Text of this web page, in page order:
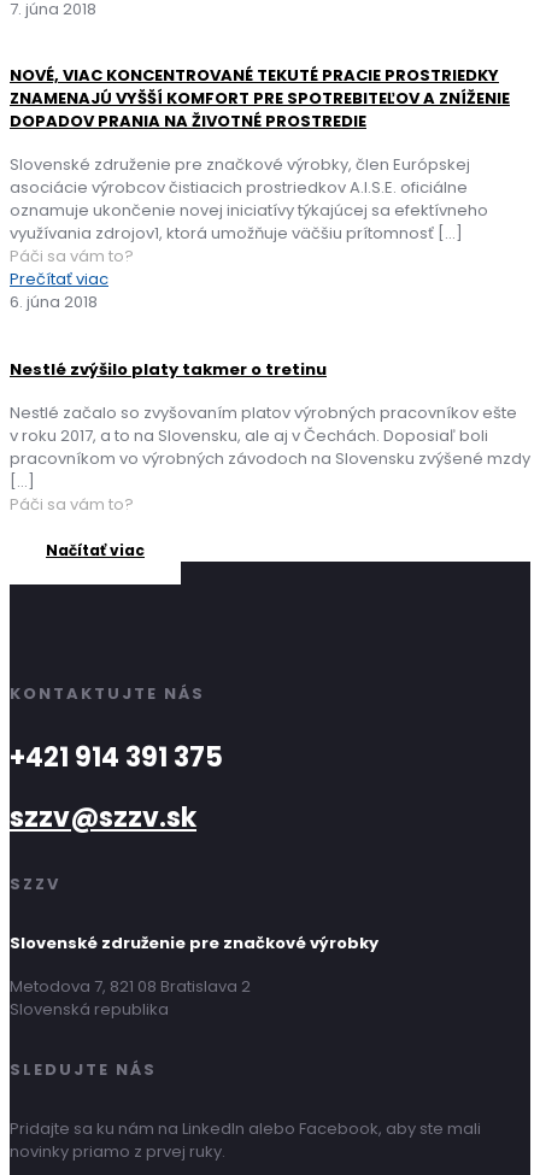
7. júna 2018
NOVÉ, VIAC KONCENTROVANÉ TEKUTÉ PRACIE PROSTRIEDKY
ZNAMENAJÚ VYŠŠÍ KOMFORT PRE SPOTREBITEĽOV A ZNÍŽENIE
DOPADOV PRANIA NA ŽIVOTNÉ PROSTREDIE
Slovenské združenie pre značkové výrobky, člen Európskej
asociácie výrobcov čistiacich prostriedkov A.I.S.E. oficiálne
oznamuje ukončenie novej iniciatívy týkajúcej sa efektívneho
využívania zdrojov1, ktorá umožňuje väčšiu prítomnosť […]
Páči sa vám to?
Prečítať viac
6. júna 2018
Nestlé zvýšilo platy takmer o tretinu
Nestlé začalo so zvyšovaním platov výrobných pracovníkov ešte
v roku 2017, a to na Slovensku, ale aj v Čechách. Doposiaľ boli
pracovníkom vo výrobných závodoch na Slovensku zvýšené mzdy
[…]
Páči sa vám to?
Načítať viac
KONTAKTUJTE NÁS
+421 914 391 375
szzv@szzv.sk
SZZV
Slovenské združenie pre značkové výrobky
Metodova 7, 821 08 Bratislava 2
Slovenská republika
SLEDUJTE NÁS
Pridajte sa ku nám na LinkedIn alebo Facebook, aby ste mali
novinky priamo z prvej ruky.